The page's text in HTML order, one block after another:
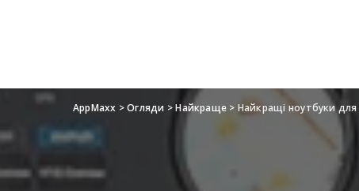
AppMaxx >Огляди >Найкраще > Найкращі ноутбуки для